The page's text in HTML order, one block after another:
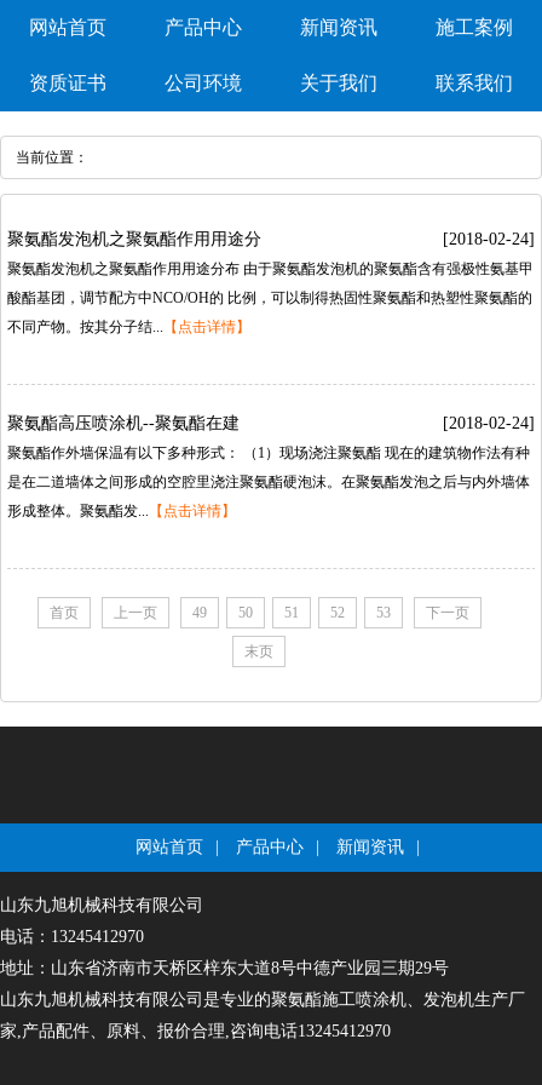
网站首页 产品中心 新闻资讯 施工案例
资质证书 公司环境 关于我们 联系我们
当前位置：
聚氨酯发泡机之聚氨酯作用用途分 [2018-02-24]
聚氨酯发泡机之聚氨酯作用用途分布由于聚氨酯发泡机的聚氨酯含有强极性氨基甲
酸酯基团，调节配方中NCO/OH的比例，可以制得热固性聚氨酯和热塑性聚氨酯的
不同产物。按其分子结... 【点击详情】
聚氨酯高压喷涂机--聚氨酯在建 [2018-02-24]
聚氨酯作外墙保温有以下多种形式：（1）现场浇注聚氨酯现在的建筑物作法有种
是在二道墙体之间形成的空腔里浇注聚氨酯硬泡沫。在聚氨酯发泡之后与内外墙体
形成整体。聚氨酯发... 【点击详情】
首页 上一页 49 50 51 52 53 下一页
末页
网站首页 产品中心 新闻资讯
山东九旭机械科技有限公司
电话：13245412970
地址：山东省济南市天桥区梓东大道8号中德产业园三期29号
山东九旭机械科技有限公司是专业的聚氨酯施工喷涂机、发泡机生产厂
家,产品配件、原料、报价合理,咨询电话13245412970